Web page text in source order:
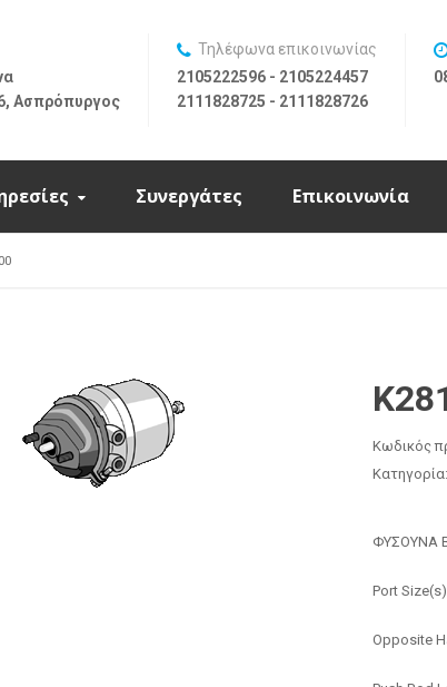
Ασπρόπυργος
Τηλέφωνα επικοινωνίας
2105222596 - 2105224457
2111828725 - 2111828726
Συνεργάτες Επικοινωνία
Κωδικός
Κατηγορία:
ΦΥΣΟΥΝΑ
Port
Opposite